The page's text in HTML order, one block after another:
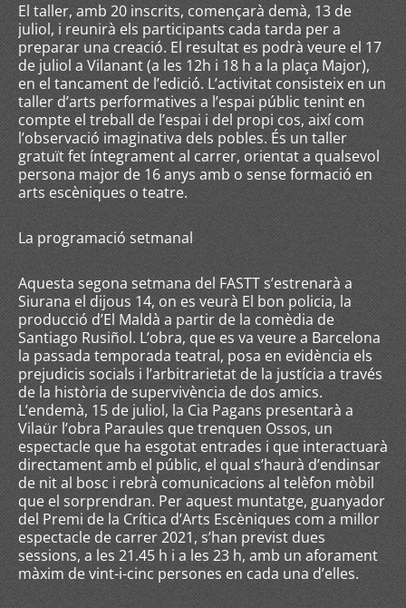
El taller, amb 20 inscrits, començarà demà, 13 de
juliol, i reunirà els participants cada tarda per a
preparar una creació. El resultat es podrà veure el 17
de juliol a Vilanant (a les 12h i 18 h a la plaça Major),
en el tancament de l’edició. L’activitat consisteix en un
taller d’arts performatives a l’espai públic tenint en
compte el treball de l’espai i del propi cos, així com
l’observació imaginativa dels pobles. És un taller
gratuït fet íntegrament al carrer, orientat a qualsevol
persona major de 16 anys amb o sense formació en
arts escèniques o teatre.
La programació setmanal
Aquesta segona setmana del FASTT s’estrenarà a
Siurana el dijous 14, on es veurà El bon policia, la
producció d’El Maldà a partir de la comèdia de
Santiago Rusiñol. L’obra, que es va veure a Barcelona
la passada temporada teatral, posa en evidència els
prejudicis socials i l’arbitrarietat de la justícia a través
de la història de supervivència de dos amics.
L’endemà, 15 de juliol, la Cia Pagans presentarà a
Vilaür l’obra Paraules que trenquen Ossos, un
espectacle que ha esgotat entrades i que interactuarà
directament amb el públic, el qual s’haurà d’endinsar
de nit al bosc i rebrà comunicacions al telèfon mòbil
que el sorprendran. Per aquest muntatge, guanyador
del Premi de la Crítica d’Arts Escèniques com a millor
espectacle de carrer 2021, s’han previst dues
sessions, a les 21.45 h i a les 23 h, amb un aforament
màxim de vint-i-cinc persones en cada una d’elles.